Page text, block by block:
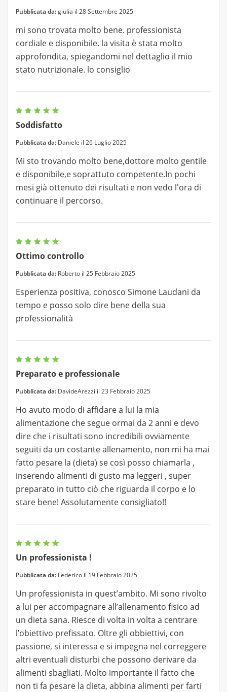
Pubblicata da:giulia il 28 Settembre 2025
mi sono trovata molto bene. professionista
cordiale e disponibile. la visita è stata molto
approfondita, spiegandomi nel dettaglio il mio
stato nutrizionale. lo consiglio
Soddisfatto
Pubblicata da: Daniele il 26 Luglio 2025
Mi sto trovando molto bene,dottore molto gentile
e disponibile,e soprattuto competente.In pochi
mesi già ottenuto dei risultati e non vedo l'ora di
continuare il percorso.
Ottimo controllo
Pubblicata da: Roberto il 25 Febbraio 2025
Esperienza positiva, conosco Simone Laudani da
tempo e posso solo dire bene della sua
professionalità
Preparato e professionale
Pubblicata da: DavideArezzi il 23 Febbraio 2025
Ho avuto modo di affidare a lui la mia
alimentazione che segue ormai da 2 anni e devo
dire che i risultati sono incredibili ovviamente
seguiti da un costante allenamento, non mi ha mai
fatto pesare la (dieta) se così posso chiamarla ,
inserendo alimenti di gusto ma leggeri , super
preparato in tutto ciò che riguarda il corpo e lo
stare bene! Assolutamente consigliato!!
Un professionista !
Pubblicata da: Federico il 19 Febbraio 2025
Un professionista in quest’ambito. Mi sono rivolto
a lui per accompagnare all’allenamento fisico ad
un dieta sana. Riesce di volta in volta a centrare
l’obiettivo prefissato. Oltre gli obbiettivi, con
passione, si interessa e si impegna nel correggere
altri eventuali disturbi che possono derivare da
alimenti sbagliati. Molto importante il fatto che
non ti fa pesare la dieta, abbina alimenti per farti